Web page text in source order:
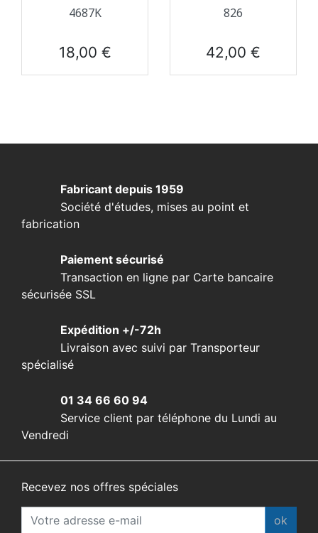
4687K
Prix
18,00 €
826
Prix
42,00 €
Fabricant depuis 1959
Société d'études, mises au point et
fabrication
Paiement sécurisé
Transaction en ligne par Carte bancaire
sécurisée SSL
Expédition +/-72h
Livraison avec suivi par Transporteur
spécialisé
01 34 66 60 94
Service client par téléphone du Lundi au
Vendredi
Recevez nos offres spéciales
ok